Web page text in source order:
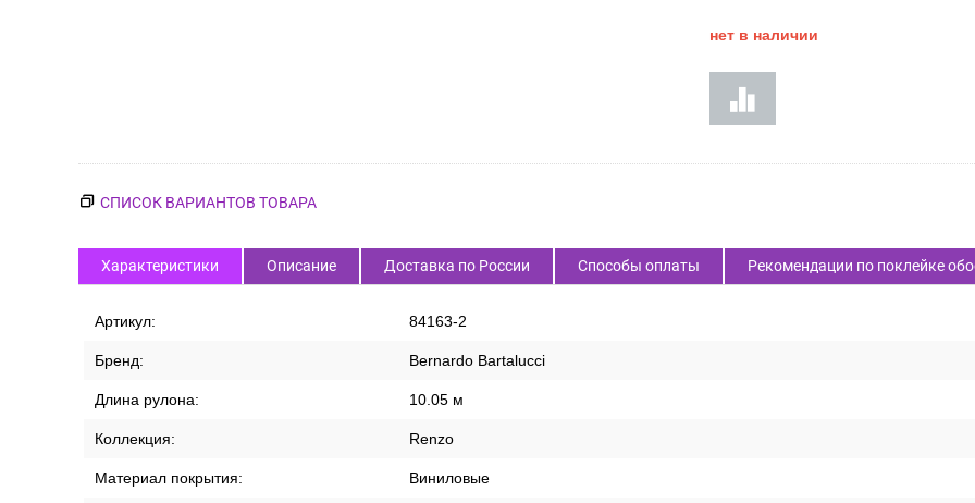
Цена:
СПИСОК ВАРИАНТОВ ТОВАРА
Артикул: 84163-2
Бренд: Bernardo Bartalucci